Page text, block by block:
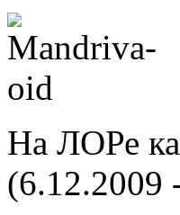
На ЛОРе
(6.12.2009